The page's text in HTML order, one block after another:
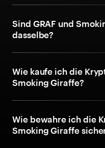
Sind GRAF und
dasselbe?
Wie kaufe ich die
Smoking Giraffe?
Wie bewahre ich die
Smoking Giraffe